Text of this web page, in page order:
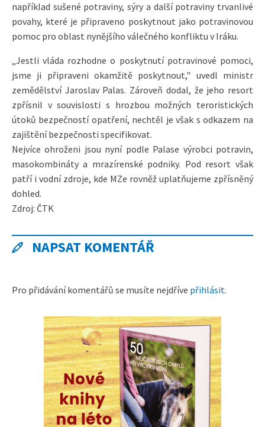
například sušené potraviny, sýry a další potraviny trvanlivé
povahy, které je připraveno poskytnout jako potravinovou
pomoc pro oblast nynějšího válečného konfliktu v Iráku.
„Jestli vláda rozhodne o poskytnutí potravinové pomoci,
jsme ji připraveni okamžitě poskytnout," uvedl ministr
zemědělství Jaroslav Palas. Zároveň dodal, že jeho resort
zpřísnil v souvislosti s hrozbou možných teroristických
útoků bezpečností opatření, nechtěl je však s odkazem na
zajištění bezpečnosti specifikovat.
Nejvíce ohroženi jsou nyní podle Palase výrobci potravin,
masokombináty a mrazírenské podniky. Pod resort však
patří i vodní zdroje, kde MZe rovněž uplatňujeme zpřísněný
dohled.
Zdroj: ČTK
NAPSAT KOMENTÁŘ
Pro přidávání komentářů se musíte nejdříve přihlásit.